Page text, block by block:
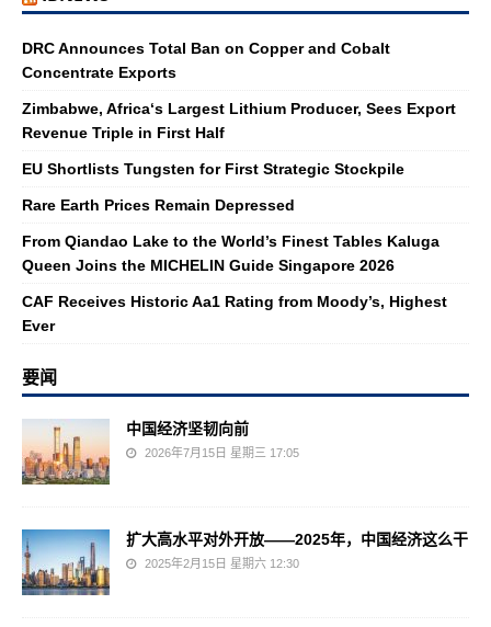
DRC Announces Total Ban on Copper and Cobalt
Concentrate Exports
Zimbabwe, Africa‘s Largest Lithium Producer, Sees Export
Revenue Triple in First Half
EU Shortlists Tungsten for First Strategic Stockpile
Rare Earth Prices Remain Depressed
From Qiandao Lake to the World’s Finest Tables Kaluga
Queen Joins the MICHELIN Guide Singapore 2026
CAF Receives Historic Aa1 Rating from Moody’s, Highest
Ever
要闻
中国经济坚韧向前
2026年7月15日 星期三 17:05
扩大高水平对外开放——2025年，中国经济这么干
2025年2月15日 星期六 12:30